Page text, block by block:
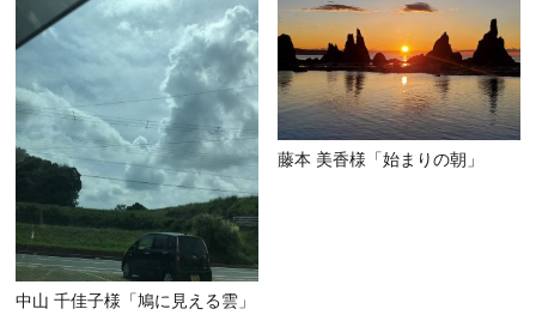
中山 千佳子様「鳩に見える雲」
藤本 美香様「始まりの朝」